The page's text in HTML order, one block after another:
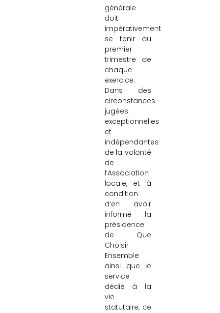
générale
doit
impérativement
se tenir au
premier
trimestre de
chaque
exercice.
Dans des
circonstances
jugées
exceptionnelles
et
indépendantes
de la volonté
de
l’Association
locale, et à
condition
d’en avoir
informé la
présidence
de Que
Choisir
Ensemble
ainsi que le
service
dédié à la
vie
statutaire, ce